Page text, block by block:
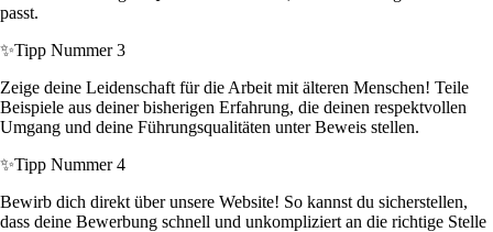
passt.
✨Tipp Nummer 3
Zeige deine Leidenschaft für die Arbeit mit älteren Menschen! Teile
Beispiele aus deiner bisherigen Erfahrung, die deinen respektvollen
Umgang und deine Führungsqualitäten unter Beweis stellen.
✨Tipp Nummer 4
Bewirb dich direkt über unsere Website! So kannst du sicherstellen,
dass deine Bewerbung schnell und unkompliziert an die richtige Stelle